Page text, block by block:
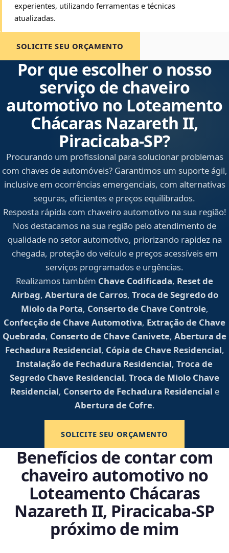
experientes, utilizando ferramentas e técnicas
atualizadas.
SOLICITE SEU ORÇAMENTO
Por que escolher o nosso
serviço de chaveiro
automotivo no Loteamento
Chácaras Nazareth II,
Piracicaba‑SP?
Procurando um profissional para solucionar problemas
com chaves de automóveis? Garantimos um suporte ágil,
inclusive em ocorrências emergenciais, com alternativas
seguras, eficientes e preços equilibrados.
Resposta rápida com chaveiro automotivo na sua região!
Nos destacamos na sua região pelo atendimento de
qualidade no setor automotivo, priorizando rapidez na
chegada, proteção do veículo e preços acessíveis em
serviços programados e urgências.
Realizamos também Chave Codificada, Reset de
Airbag, Abertura de Carros, Troca de Segredo do
Miolo da Porta, Conserto de Chave Controle,
Confecção de Chave Automotiva, Extração de Chave
Quebrada, Conserto de Chave Canivete, Abertura de
Fechadura Residencial, Cópia de Chave Residencial,
Instalação de Fechadura Residencial, Troca de
Segredo Chave Residencial, Troca de Miolo Chave
Residencial, Conserto de Fechadura Residencial e
Abertura de Cofre.
SOLICITE SEU ORÇAMENTO
Benefícios de contar com
chaveiro automotivo no
Loteamento Chácaras
Nazareth II, Piracicaba‑SP
próximo de mim